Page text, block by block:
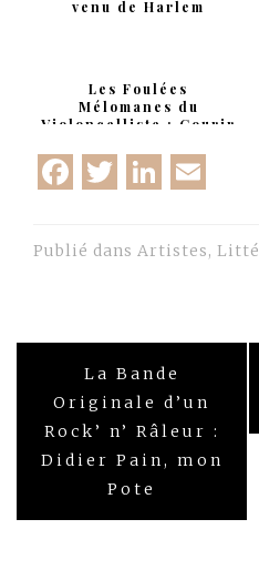
venu de Harlem
Les Foulées
Mélomanes du
Violoncelliste : Courir
Facebook
Twitter
Publié dans Artistes,
Navigation
de
l’article
La Bande
Originale d’un
Rock’ n’ Râleur :
Didier Pain, mon
Pote